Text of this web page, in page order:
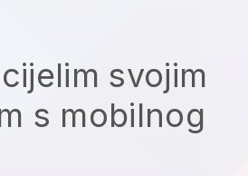
svojim
s mobilnog